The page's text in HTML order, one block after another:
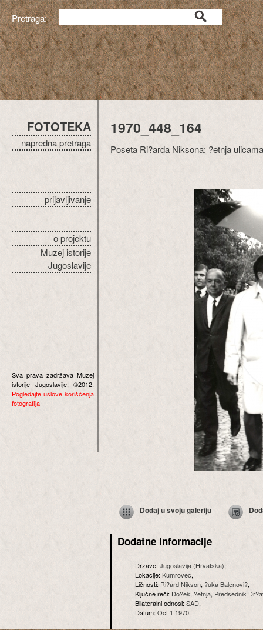
Pretraga:
FOTOTEKA
napredna pretraga
prijavljivanje
o projektu
Muzej istorije
Jugoslavije
Sva prava zadržava Muzej
istorije Jugoslavije, ©2012.
Pogledajte uslove korišćenja
fotografija
1970_448_164
Poseta Ri?arda Niksona: ?etnja
Dodaj u svoju galeriju
Dodatne informacije
Drzave:Jugoslavija (Hrvatska),
Lokacije:Kumrovec,
Ličnosti: Ri?ard Nikson, ?uka Balenovi?,
Ključne reči: Do?ek, ?etnja, Predsednik
Bilateralni odnosi:SAD,
Datum: Oct 1 1970